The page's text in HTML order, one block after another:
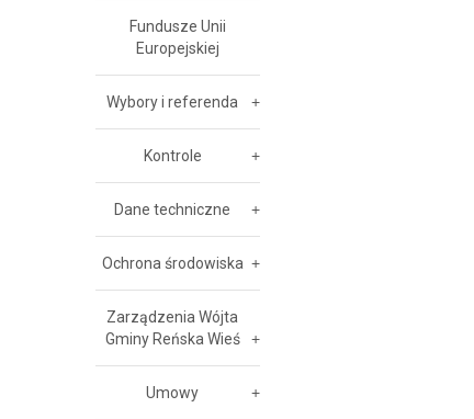
Fundusze Unii
Europejskiej
Wybory i referenda
Kontrole
Dane techniczne
Ochrona środowiska
Zarządzenia Wójta
Gminy Reńska Wieś
Umowy